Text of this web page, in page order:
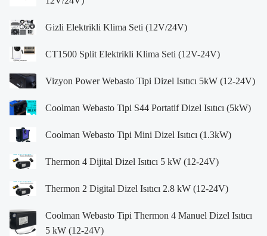
Gizli Elektrikli Klima Seti (12V/24V)
CT1500 Split Elektrikli Klima Seti (12V-24V)
Vizyon Power Webasto Tipi Dizel Isıtıcı 5kW (12-24V)
Coolman Webasto Tipi S44 Portatif Dizel Isıtıcı (5kW)
Coolman Webasto Tipi Mini Dizel Isıtıcı (1.3kW)
Thermon 4 Dijital Dizel Isıtıcı 5 kW (12-24V)
Thermon 2 Digital Dizel Isıtıcı 2.8 kW (12-24V)
Coolman Webasto Tipi Thermon 4 Manuel Dizel Isıtıcı
5 kW (12-24V)